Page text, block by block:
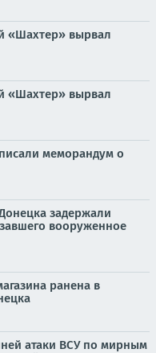
«Шахтер» вырвал
«Шахтер» вырвал
меморандум о
задержали
вооруженное
ранена в
атаки ВСУ по мирным